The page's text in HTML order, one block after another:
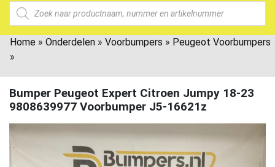
Home » Onderdelen » Voorbumpers » Peugeot Voorbumpers
»
Bumper Peugeot Expert Citroen Jumpy 18-23
9808639977 Voorbumper J5-16621z